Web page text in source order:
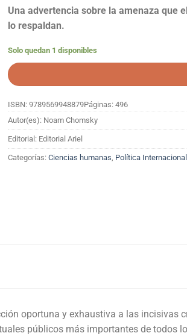
Una advertencia sobre la amenaza que
lo respaldan.
Solo quedan 1 disponibles
ISBN: 9789569948879Páginas: 496
Autor(es): Noam Chomsky
Editorial: Editorial Ariel
Categorías: Ciencias humanas, Política Internacional
oportuna y exhaustiva a las incisivas
públicos más importantes de